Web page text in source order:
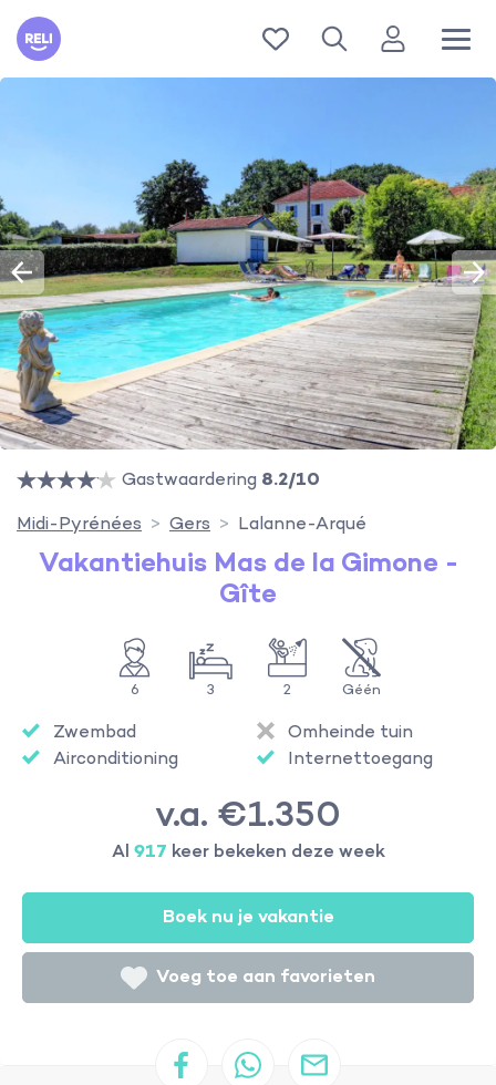
Reli
Gastwaardering 8.2/10
Midi-Pyrénées
Gers Lalanne-Arqué
Vakantiehuis Mas de la Gimone -
Gîte
6 3 2 Géén
Zwembad
Airconditioning
Omheinde tuin
Internettoegang
v.a. €1.350
Al 917 keer bekeken deze week
Boek nu je vakantie
Voeg toe aan favorieten